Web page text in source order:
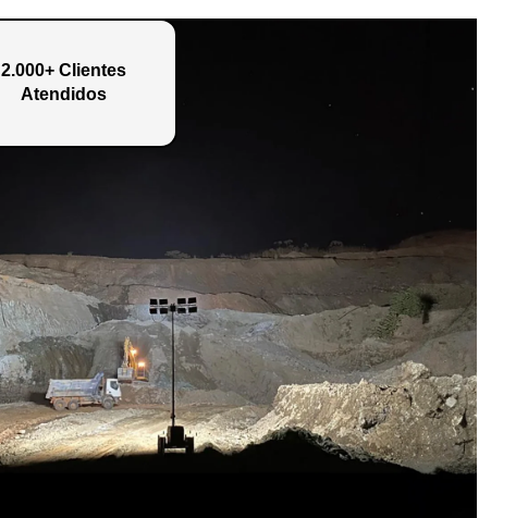
2.000+ Clientes
Atendidos